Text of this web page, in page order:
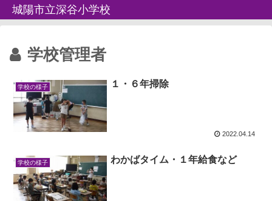
城陽市立深谷小学校
学校管理者
学校の様子 １・６年掃除
2022.04.14
学校の様子 わかばタイム・１年給食など